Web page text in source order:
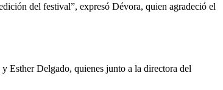
del festival”, expresó Dévora, quien agradeció el
Esther Delgado, quienes junto a la directora del